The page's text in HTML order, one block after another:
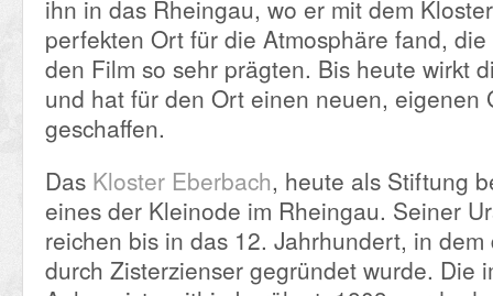
ihn in das Rheingau, wo er mit dem
perfekten Ort für die Atmosphäre fand,
den Film so sehr prägten. Bis heute wirkt
und hat für den Ort einen neuen, eigenen
geschaffen.
Das Kloster Eberbach, heute als Stiftung
eines der Kleinode im Rheingau. Seiner
reichen bis in das 12. Jahrhundert, in dem
durch Zisterzienser gegründet wurde. Die